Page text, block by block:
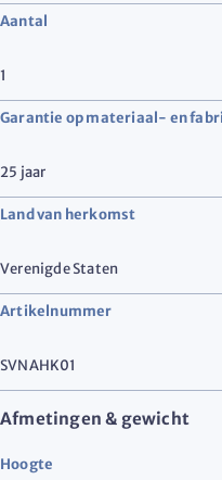
Aantal
1
Garantie op materiaal- en
25 jaar
Land van herkomst
Verenigde Staten
Artikelnummer
SVNAHK01
Afmetingen & gewicht
Hoogte